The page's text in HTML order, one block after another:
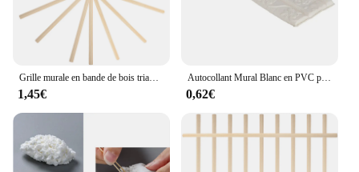
Grille murale en bande de bois triangulaire, moulure de fenêtre, décor de grille, inserts de grille, kit de tapis, garniture de cadre d'écran, 10 pièces
1,45€
Autocollant Mural Blanc en PVC pour Plinthe, Ligne de Taille, Bordure A/B, Décoration, Garniture de Moulage, 230x8cm
0,62€